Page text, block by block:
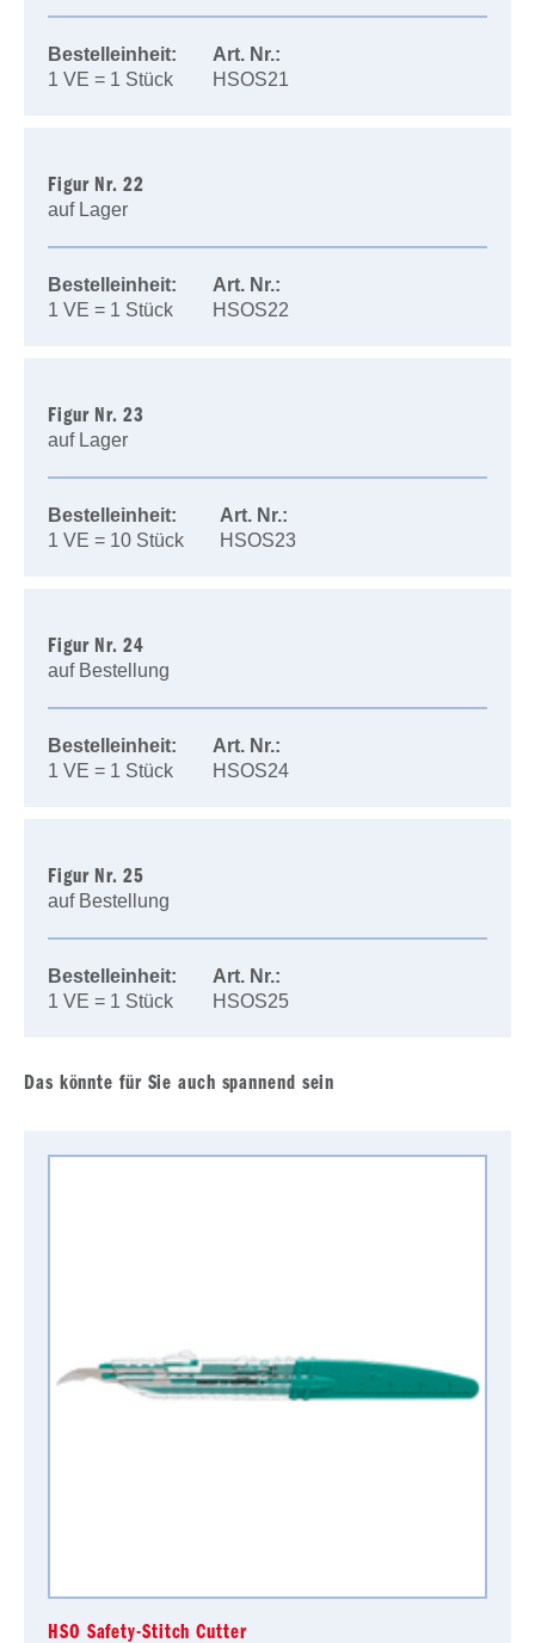
Bestelleinheit:
Art. Nr.:
1 VE = 1 Stück
HSOS21
Figur Nr. 22
auf Lager
Bestelleinheit:
Art. Nr.:
1 VE = 1 Stück
HSOS22
Figur Nr. 23
auf Lager
Bestelleinheit:
Art. Nr.:
1 VE = 10 Stück
HSOS23
Figur Nr. 24
auf Bestellung
Bestelleinheit:
Art. Nr.:
1 VE = 1 Stück
HSOS24
Figur Nr. 25
auf Bestellung
Bestelleinheit:
Art. Nr.:
1 VE = 1 Stück
HSOS25
Das könnte für Sie auch spannend sein
HSO Safety-Stitch Cutter